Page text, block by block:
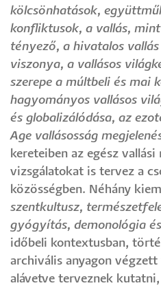
kölcsönhatások,
konfliktusok, a vallás,
tényező, a hivatalos
viszonya, a vallásos
szerepe a múltbeli és mai
hagyományos vallásos
és globalizálódása, az
Age vallásosság
kereteiben az egész
vizsgálatokat is tervez a
közösségben. Néhány
szentkultusz,
gyógyítás, demonológia
időbeli kontextusban,
archivális anyagon
alávetve terveznek